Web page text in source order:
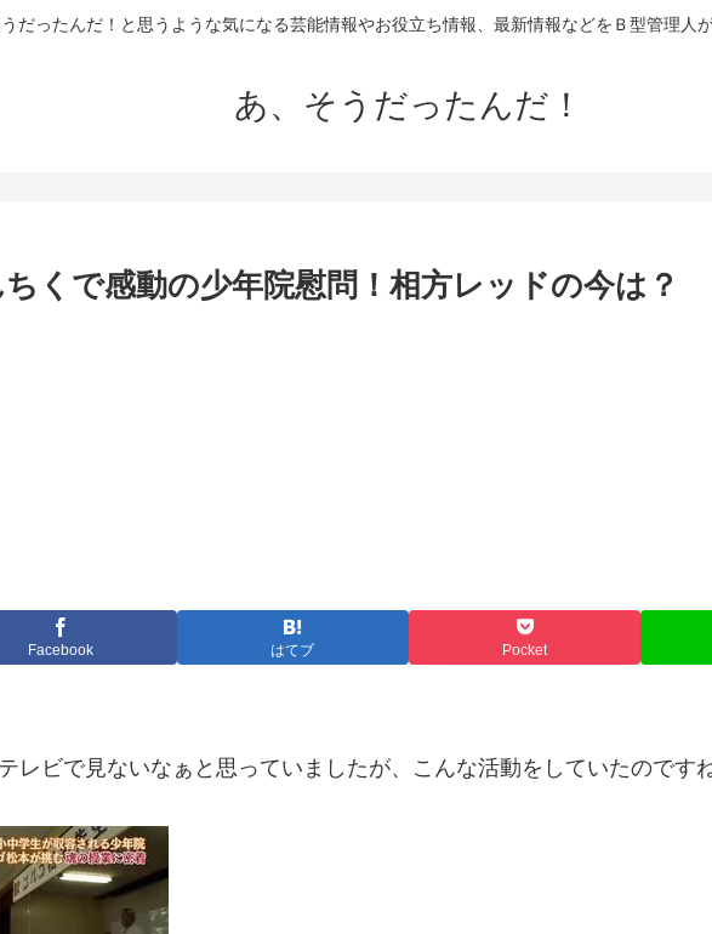
だったんだ！と思うような気になる芸能情報やお役立ち情報、最新情報などをＢ型管理人
あ、そうだったんだ！
くで感動の少年院慰問！相方レッドの今は？
Facebook はてブ Pocket
レビで見ないなぁと思っていましたが、こんな活動をしていたのですね